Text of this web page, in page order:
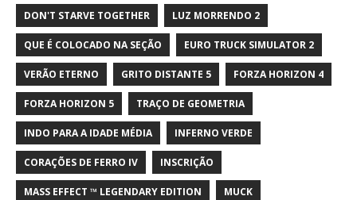
DON'T STARVE TOGETHER LUZ MORRENDO 2
QUE É COLOCADO NA SEÇÃO EURO TRUCK SIMULATOR 2
VERÃO ETERNO GRITO DISTANTE 5 FORZA HORIZON 4
FORZA HORIZON 5 TRAÇO DE GEOMETRIA
INDO PARA A IDADE MÉDIA INFERNO VERDE
CORAÇÕES DE FERRO IV INSCRIÇÃO
MASS EFFECT ™ LEGENDARY EDITION MUCK